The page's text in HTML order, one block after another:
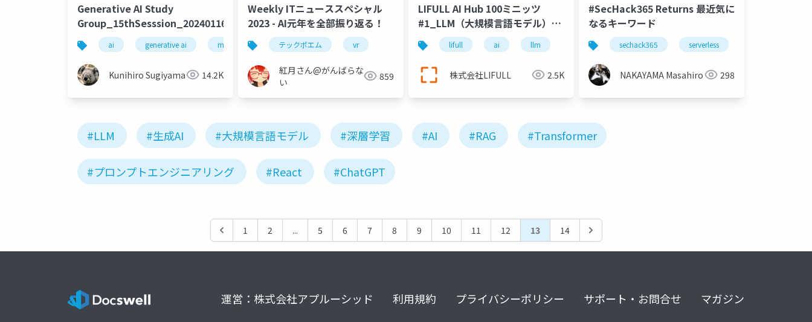
Generative AI Study
Group_15thSesssion_20240116
ai generative ai machine learning deep learning artificial intelligence
Kunihiro Sugiyama 14.2K
Weekly ITニューススペシャル
2023 - AI元年を全部振り返る！
テックポエム vr
紅月さん@がんばらな
い
859
LIFULL AI Hub 100ミニッツ
#1_LLM（大規模言語モデル）の
研究開発lifull ai llm
株式会社LIFULL 2.5K
#SecHack365 Returns 最近気に
なるキーワード
sechack365 serverless
NAKAYAMA Masahiro 298
#LLM #生成AI #大規模言語モデル #深層学習 #AI #RAG #Transformer
#プロンプトエンジニアリング #React #ChatGPT
1 2 ... 5 6 7 8 9 10 11 12 13 14
運営：株式会社アプルーシッド 利用規約 プライバシーポリシー サポート・お問合せ マガジン